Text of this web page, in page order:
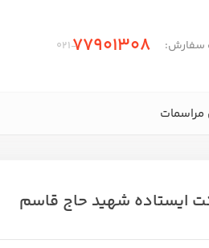
سفارش: 77901308
-۰21
ایستاده شهید حاج قاسم